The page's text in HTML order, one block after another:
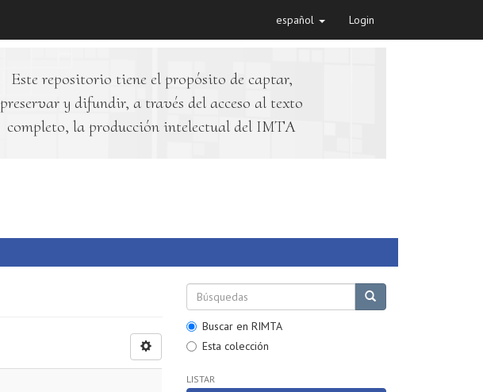
español Login
Este repositorio tiene el propósito de captar,
preservar y difundir, a través del acceso al texto
completo, la producción intelectual del IMTA
Buscar en RIMTA
Esta colección
LISTAR